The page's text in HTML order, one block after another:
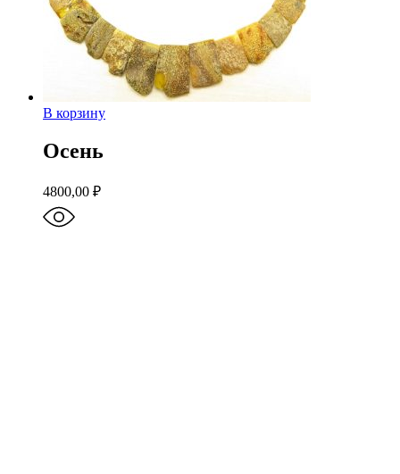
В корзину
Осень
4800,00 ₽